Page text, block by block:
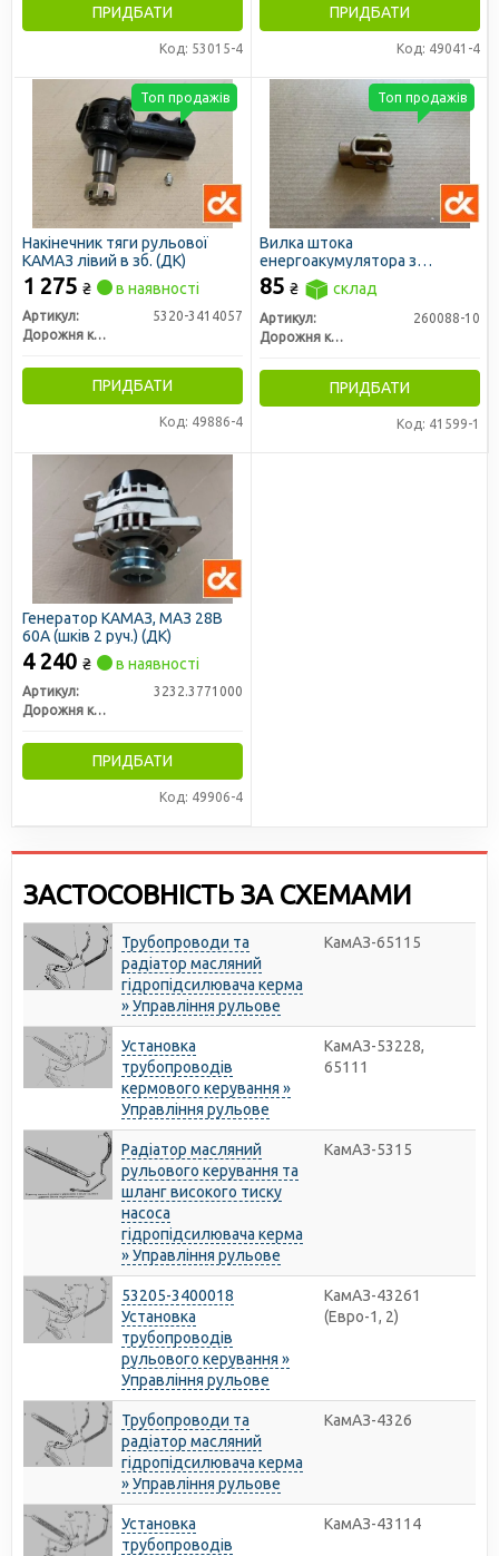
ПРИДБАТИ
Код: 53015-4
ПРИДБАТИ
Код: 49041-4
Накінечник тяги рульової
КАМАЗ лівий в зб. (ДК)
1 275 ₴ в наявності
Артикул:
5320-3414057
Дорожня карта
ПРИДБАТИ
Код: 49886-4
Топ продажів
Вилка штока
енергоакумулятора з
пальцем М14х1,5 (ДК)
85 ₴ склад
Артикул:
260088-10
Дорожня карта
ПРИДБАТИ
Код: 41599-1
Топ продажів
Генератор КАМАЗ, МАЗ 28В
60А (шків 2 руч.) (ДК)
4 240 ₴ в наявності
Артикул:
3232.3771000
Дорожня карта
ПРИДБАТИ
Код: 49906-4
ЗАСТОСОВНІСТЬ ЗА СХЕМАМИ
Трубопроводи та
радіатор масляний
гідропідсилювача керма
» Управління рульове
КамАЗ-65115
Установка
трубопроводів
кермового керування »
Управління рульове
КамАЗ-53228,
65111
Радіатор масляний
рульового керування та
шланг високого тиску
насоса
гідропідсилювача керма
» Управління рульове
КамАЗ-5315
53205-3400018
Установка
трубопроводів
рульового керування »
Управління рульове
КамАЗ-43261
(Евро-1, 2)
Трубопроводи та
радіатор масляний
гідропідсилювача керма
» Управління рульове
КамАЗ-4326
Установка
трубопроводів
КамАЗ-43114